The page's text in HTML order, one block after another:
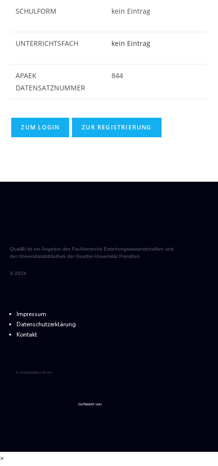
SCHULFORM kein Eintrag
UNTERRICHTSFACH kein Eintrag
APAEK
DATENSATZNUMMER
844
ZUM LOGIN ZUR REGISTRIERUNG
QualiBi ist ein Angebot des Fachbereichs Erziehungswissenschaften und
der Universitätsbibliothek der Goethe-Universität Frankfurt.
© 2024
Impressum
Datenschutzerklärung
Kontakt
In Kooperation mit der
Gefördert von:
×